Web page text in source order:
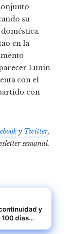
su
en la
Lunin
con el
con
y Twitter,
semanal.
y
100 días